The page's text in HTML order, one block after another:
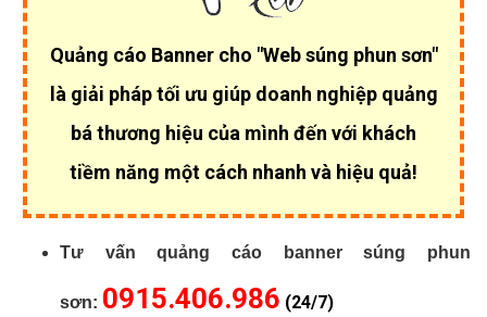
Quảng cáo Banner cho "Web súng phun sơn"
là giải pháp tối ưu giúp doanh nghiệp quảng
bá thương hiệu của mình đến với khách
tiềm năng một cách nhanh và hiệu quả!
Tư vấn quảng cáo banner súng phun
sơn: 0915.406.986 (24/7)